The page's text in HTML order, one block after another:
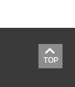
TOP